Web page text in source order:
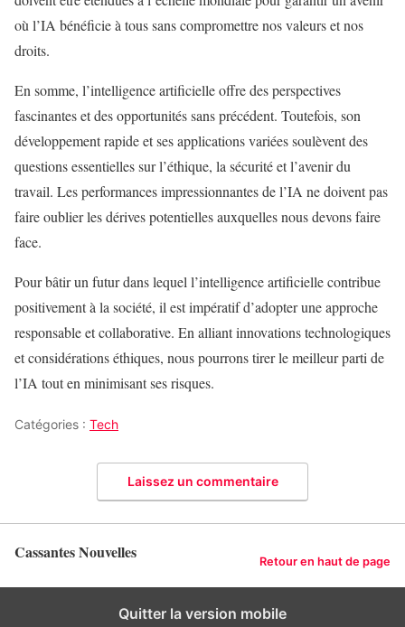
où l’IA bénéficie à tous sans compromettre nos valeurs et nos
droits.
En somme, l’intelligence artificielle offre des perspectives
fascinantes et des opportunités sans précédent. Toutefois, son
développement rapide et ses applications variées soulèvent des
questions essentielles sur l’éthique, la sécurité et l’avenir du
travail. Les performances impressionnantes de l’IA ne doivent pas
faire oublier les dérives potentielles auxquelles nous devons faire
face.
Pour bâtir un futur dans lequel l’intelligence artificielle contribue
positivement à la société, il est impératif d’adopter une approche
responsable et collaborative. En alliant innovations technologiques
et considérations éthiques, nous pourrons tirer le meilleur parti de
l’IA tout en minimisant ses risques.
Catégories : Tech
Laissez un commentaire
Cassantes Nouvelles Retour en haut de page
Quitter la version mobile